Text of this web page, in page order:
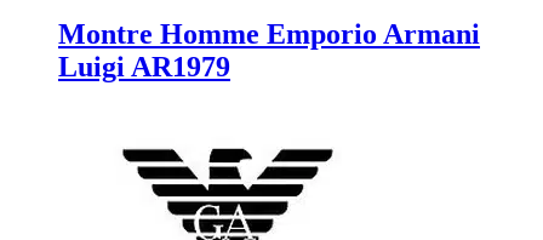
Montre Homme Emporio Armani
Luigi AR1979